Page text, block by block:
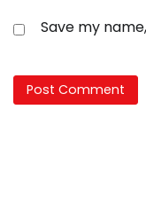
Save my